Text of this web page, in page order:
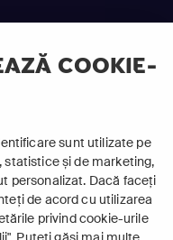
COOKIE-
sunt utilizate pe
statistice și de marketing,
personalizat. Dacă faceți
de acord cu utilizarea
privind cookie-urile